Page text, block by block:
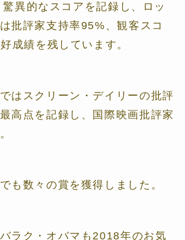
異的なスコアを記録し、ロッ
批評家支持率95%、観客スコ
成績を残しています。
はスクリーン・デイリーの批評
高点を記録し、国際映画批評家
も数々の賞を獲得しました。
ラク・オバマも2018年のお気